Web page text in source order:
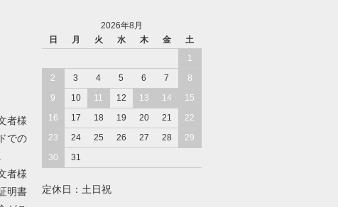
者様
での
者様
明書
2026年8月
日
月 火 水 木 金
土
1
2
3 4 5 6 7
8
9
10 11 12 13 14
15
16
17 18 19 20 21
22
23
24 25 26 27 28
29
30
31
定休日：土日祝